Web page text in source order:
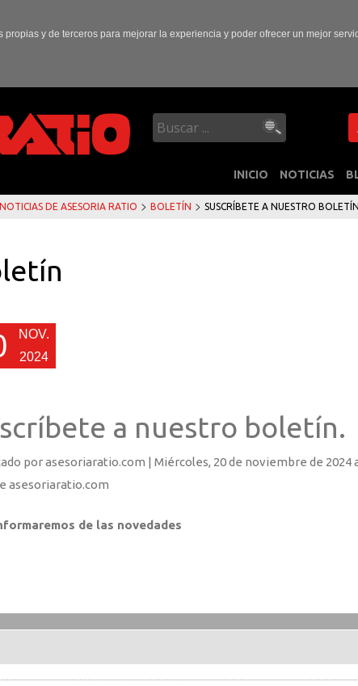
propias y de terceros para mejorar la experiencia y poder ofrecer un mejor
INICIO NOTICIAS
NOTICIAS DE ASESORIA RATIO > BOLETÍN > SUSCRÍBETE A NUESTRO
NOV.
2024
a nuestro boletín.
por asesoriaratio.com | Miércoles, 20 de noviembre de 2024
asesoriaratio.com
de las novedades